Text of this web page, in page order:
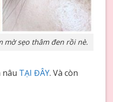
mờ sẹo thâm đen rồi nè.
nâu TẠI ĐÂY. Và còn